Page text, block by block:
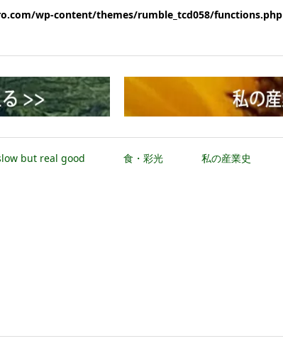
wp-content/themes/rumble_tcd058/functions.php
but real good 食・彩光 私の産業史